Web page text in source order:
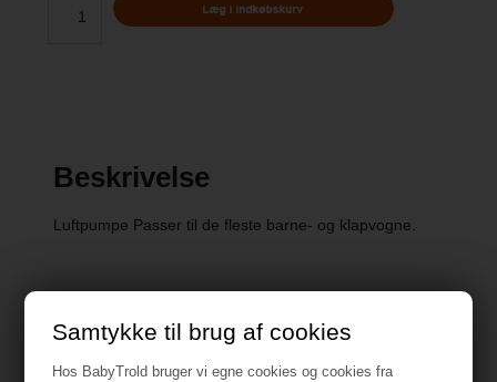
Samtykke til brug af cookies
Hos BabyTrold bruger vi egne cookies og cookies fra
Beskrivelse
Luftpumpe Passer til de fleste barne- og klapvogne.
Specifikationer